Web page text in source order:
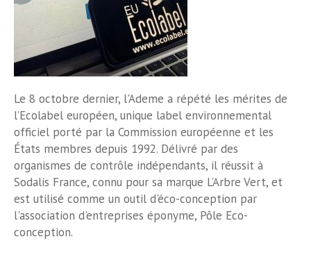
Le 8 octobre dernier, l'Ademe a répété les mérites de
l’Ecolabel européen, unique label environnemental
officiel porté par la Commission européenne et les
États membres depuis 1992. Délivré par des
organismes de contrôle indépendants, il réussit à
Sodalis France, connu pour sa marque L’Arbre Vert, et
est utilisé comme un outil d'éco-conception par
l'association d'entreprises éponyme, Pôle Eco-
conception.